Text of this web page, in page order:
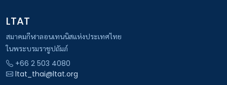
LTAT
สมาคมกีฬาลอนเทนนิสแห่งประเทศไทย
ในพระบรมราชูปถัมภ์
+66 2 503 4080
ltat_thai@ltat.org